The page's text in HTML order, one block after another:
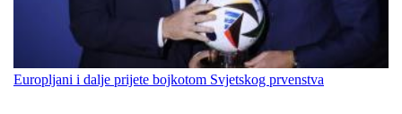
Europljani i dalje prijete bojkotom Svjetskog prvenstva